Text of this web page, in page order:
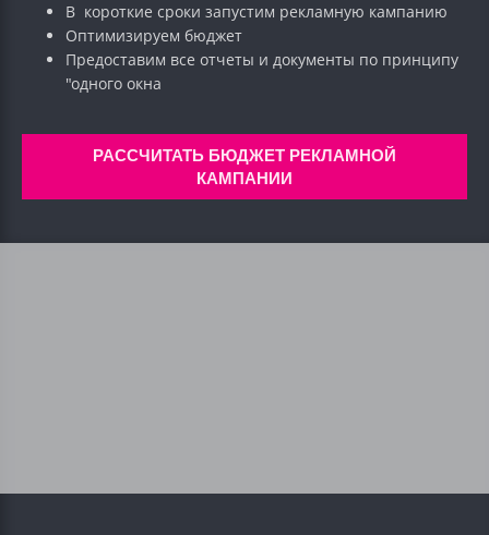
В короткие сроки запустим рекламную кампанию
Оптимизируем бюджет
Предоставим все отчеты и документы по принципу
"одного окна
РАССЧИТАТЬ БЮДЖЕТ РЕКЛАМНОЙ
КАМПАНИИ